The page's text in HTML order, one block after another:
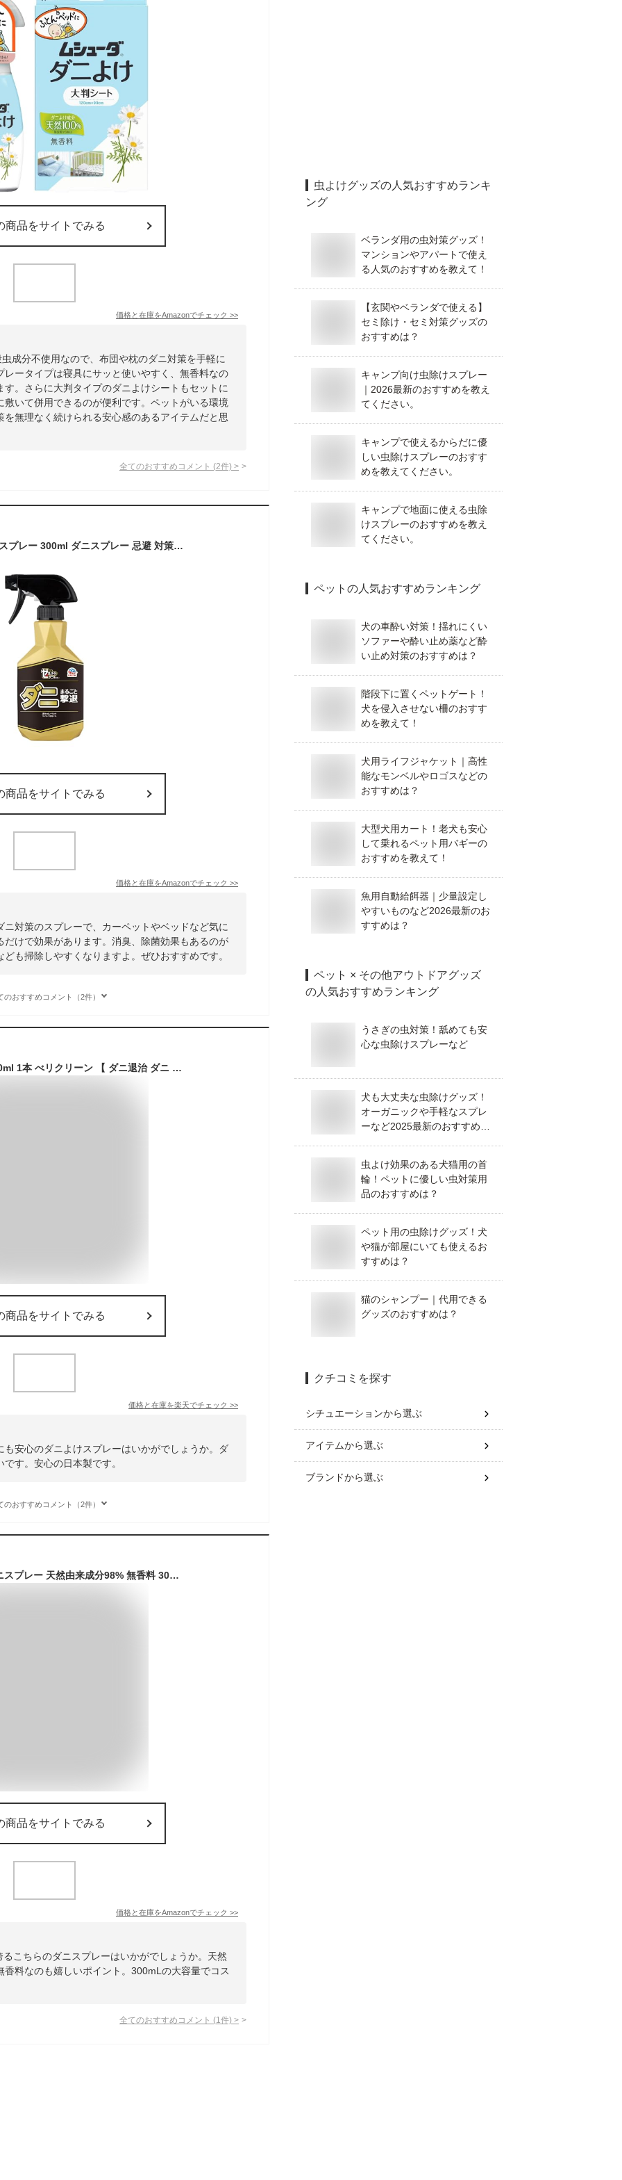
商品をサイトでみる
価格と在庫をAmazonでチェック >>
成分不使用なので、布団や枕のダニ対策を手軽に
ータイプは寝具にサッと使いやすく、無香料なの
。さらに大判タイプのダニよけシートもセットに
いて併用できるのが便利です。ペットがいる環境
無理なく続けられる安心感のあるアイテムだと思
全てのおすすめコメント (2件) >
ゼロノナイト ダニ用 スプレー 300ml ダニスプレー 忌避 対策 防ダニ 布団 衣類 だによけ 消臭 除菌 防カビ・ウイルス除去 ハウスダスト除去成分
商品をサイトでみる
価格と在庫をAmazonでチェック >>
対策のスプレーで、カーペットやベッドなど気に
けで効果があります。消臭、除菌効果もあるのが
も掃除しやすくなりますよ。ぜひおすすめです。
のおすすめコメント（2件）
ダニよけスプレー 300ml 1本 べリクリーン 【 ダニ退治 ダニ 駆除 ダニ避け ダニ対策 ダニスプレー ダニ取り ダニ捕り 布団 ダニ スプレー ダニよけ ダニヨケスプレー 赤ちゃん 天然成分配合 オーガニック ダニ除けスプレー 犬 猫 駆除 防ダニ アレルギー 症状 】
商品をサイトでみる
価格と在庫を楽天でチェック >>
安心のダニよけスプレーはいかがでしょうか。ダ
す。安心の日本製です。
のおすすめコメント（2件）
【忌避率99.1%】 ダニスプレー 天然由来成分98% 無香料 300mL ダニ除け ダニ駆除 虫除け 害虫 防虫 単品
商品をサイトでみる
価格と在庫をAmazonでチェック >>
こちらのダニスプレーはいかがでしょうか。天然
料なのも嬉しいポイント。300mLの大容量でコス
全てのおすすめコメント (1 件) >
虫よけグッズの人気おすすめランキ
ング
ベランダ用の虫対策グッズ！
マンションやアパートで使え
る人気のおすすめを教えて！
【玄関やベランダで使える】
セミ除け・セミ対策グッズの
おすすめは？
キャンプ向け虫除けスプレー
｜2026最新のおすすめを教え
てください。
キャンプで使えるからだに優
しい虫除けスプレーのおすす
めを教えてください。
キャンプで地面に使える虫除
けスプレーのおすすめを教え
てください。
ペット の人気おすすめランキング
犬の車酔い対策！揺れにくい
ソファーや酔い止め薬など酔
い止め対策のおすすめは？
階段下に置くペットゲート！
犬を侵入させない柵のおすす
めを教えて！
犬用ライフジャケット｜高性
能なモンベルやロゴスなどの
おすすめは？
大型犬用カート！老犬も安心
して乗れるペット用バギーの
おすすめを教えて！
魚用自動給餌器｜少量設定し
やすいものなど2026最新のお
すすめは？
ペット × その他アウトドアグッズ
の人気おすすめランキング
うさぎの虫対策！舐めても安
心な虫除けスプレーなど
犬も大丈夫な虫除けグッズ！
オーガニックや手軽なスプレ
ーなど2025最新のおすすめを
虫よけ効果のある犬猫用の首
輪！ペットに優しい虫対策用
品のおすすめは？
ペット用の虫除けグッズ！犬
や猫が部屋にいても使えるお
すすめは？
猫のシャンプー｜代用できる
グッズのおすすめは？
クチコミを探す
シチュエーションから選ぶ
アイテムから選ぶ
ブランドから選ぶ